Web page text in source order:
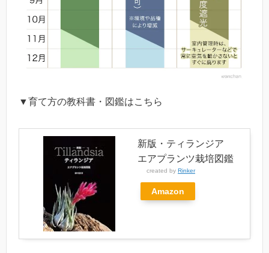
▼育て方の教科書・図鑑はこちら
新版・ティランジア
エアプランツ栽培図鑑
created by Rinker
Amazon